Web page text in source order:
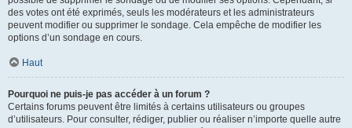
des votes ont été exprimés, seuls les modérateurs et les administrateurs
peuvent modifier ou supprimer le sondage. Cela empêche de modifier les
options d’un sondage en cours.
Haut
Pourquoi ne puis-je pas accéder à un forum ?
Certains forums peuvent être limités à certains utilisateurs ou groupes
d’utilisateurs. Pour consulter, rédiger, publier ou réaliser n’importe quelle autre